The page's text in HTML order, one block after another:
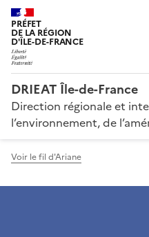
PRÉFET
DE LA RÉGION
D'ÎLE-DE-FRANCE
DRIEAT Île-de-France
Direction régionale et
l’environnement, de
Voir le fil d'Ariane